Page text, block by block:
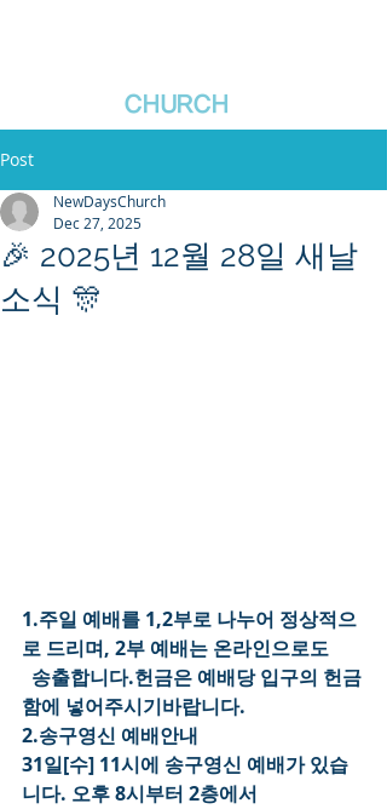
CHURCH
Post
🎉 2025년 12월 28일 새날
소식 🎊
NewDaysChurch
Dec 27, 2025
1.주일 예배를 1,2부로 나누어 정상적으
로 드리며, 2부 예배는 온라인으로도
송출합니다.헌금은 예배당 입구의 헌금
함에 넣어주시기바랍니다.
2.송구영신 예배안내
31일[수] 11시에 송구영신 예배가 있습
니다. 오후 8시부터 2층에서